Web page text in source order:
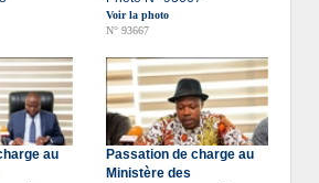
Voir la photo
N° 93667
au
Passation de charge au
Ministère des